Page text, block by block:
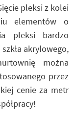
pleksi z kolei
elementów o
pleksi bardzo
akrylowego,
można
przez
cenie za metr